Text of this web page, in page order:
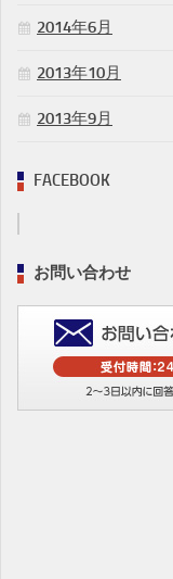
2014年6月
2013年10月
2013年9月
FACEBOOK
お問い合わせ